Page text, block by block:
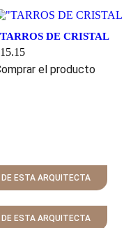
DE CRISTAL
15.15
el producto
ESTA ARQUITECTA
ESTA ARQUITECTA